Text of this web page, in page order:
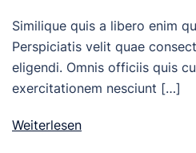
Similique quis a libero enim
Perspiciatis velit quae
eligendi. Omnis officiis quis
exercitationem nesciunt […]
Weiterlesen